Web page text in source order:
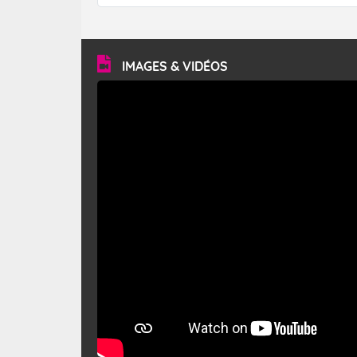
forêt. Mais qu'est-ce que le mistral ? Quelles sont ses
vitesse moyenne de 50 km/h et atteindre 80 à 100 km/h
en rafales, parfois davantage. Il parcourt la basse vallée
du Rhône et la Provence et envahit le littoral
méditerranéen à partir de la Camargue.
IMAGES & VIDÉOS